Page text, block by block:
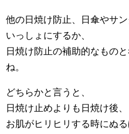
他の日焼け防止、日傘やサ
いっしょにするか、
日焼け防止の補助的なもの
ね。
どちらかと言うと、
日焼け止めよりも日焼け後、
お肌がヒリヒリする時にぬる